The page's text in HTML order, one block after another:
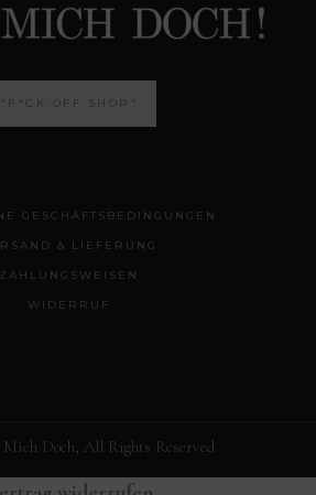
"F*CK OFF SHOP"
GESCHÄFTSBEDINGUNGEN
& LIEFERUNG
ZAHLUNGSWEISEN
WIDERRUF
Mich Doch, All Rights Reserved